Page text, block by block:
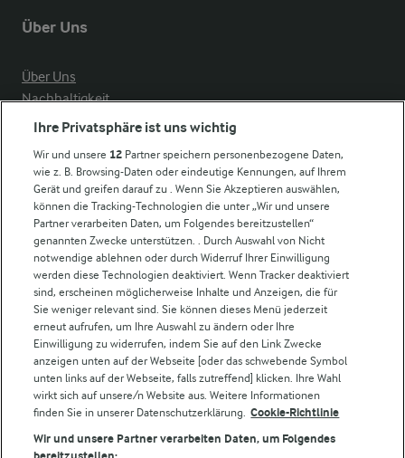
Über Uns
Über Uns
Nachhaltigkeit
Compliance
Arla in anderen Ländern
Weitere Arla Websites
Castello
Lurpak
Arla Pro
Für unsere Landwirt:innen
Folge uns!
Ihre Privatsphäre ist uns wichtig
Wir und unsere 12 Partner speichern personenbezogene Daten,
wie z. B. Browsing-Daten oder eindeutige Kennungen, auf Ihrem
Gerät und greifen darauf zu . Wenn Sie Akzeptieren auswählen,
können die Tracking-Technologien die unter „Wir und unsere
Partner verarbeiten Daten, um Folgendes bereitzustellen“
genannten Zwecke unterstützen. . Durch Auswahl von Nicht
notwendige ablehnen oder durch Widerruf Ihrer Einwilligung
werden diese Technologien deaktiviert. Wenn Tracker deaktiviert
sind, erscheinen möglicherweise Inhalte und Anzeigen, die für
Sie weniger relevant sind. Sie können dieses Menü jederzeit
erneut aufrufen, um Ihre Auswahl zu ändern oder Ihre
Einwilligung zu widerrufen, indem Sie auf den Link Zwecke
anzeigen unten auf der Webseite [oder das schwebende Symbol
unten links auf der Webseite, falls zutreffend] klicken. Ihre Wahl
wirkt sich auf unsere/n Website aus. Weitere Informationen
finden Sie in unserer Datenschutzerklärung. Cookie-Richtlinie
Wir und unsere Partner verarbeiten Daten, um Folgendes